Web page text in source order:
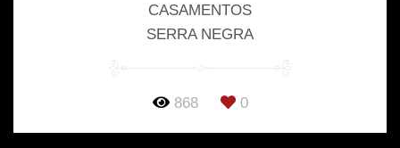
CASAMENTOS
SERRA NEGRA
868 0